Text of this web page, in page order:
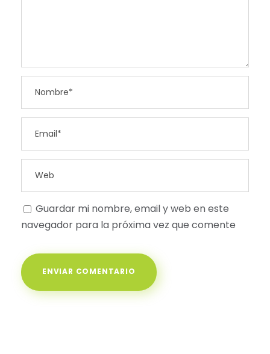
Guardar mi nombre, email y web en este
navegador para la próxima vez que comente